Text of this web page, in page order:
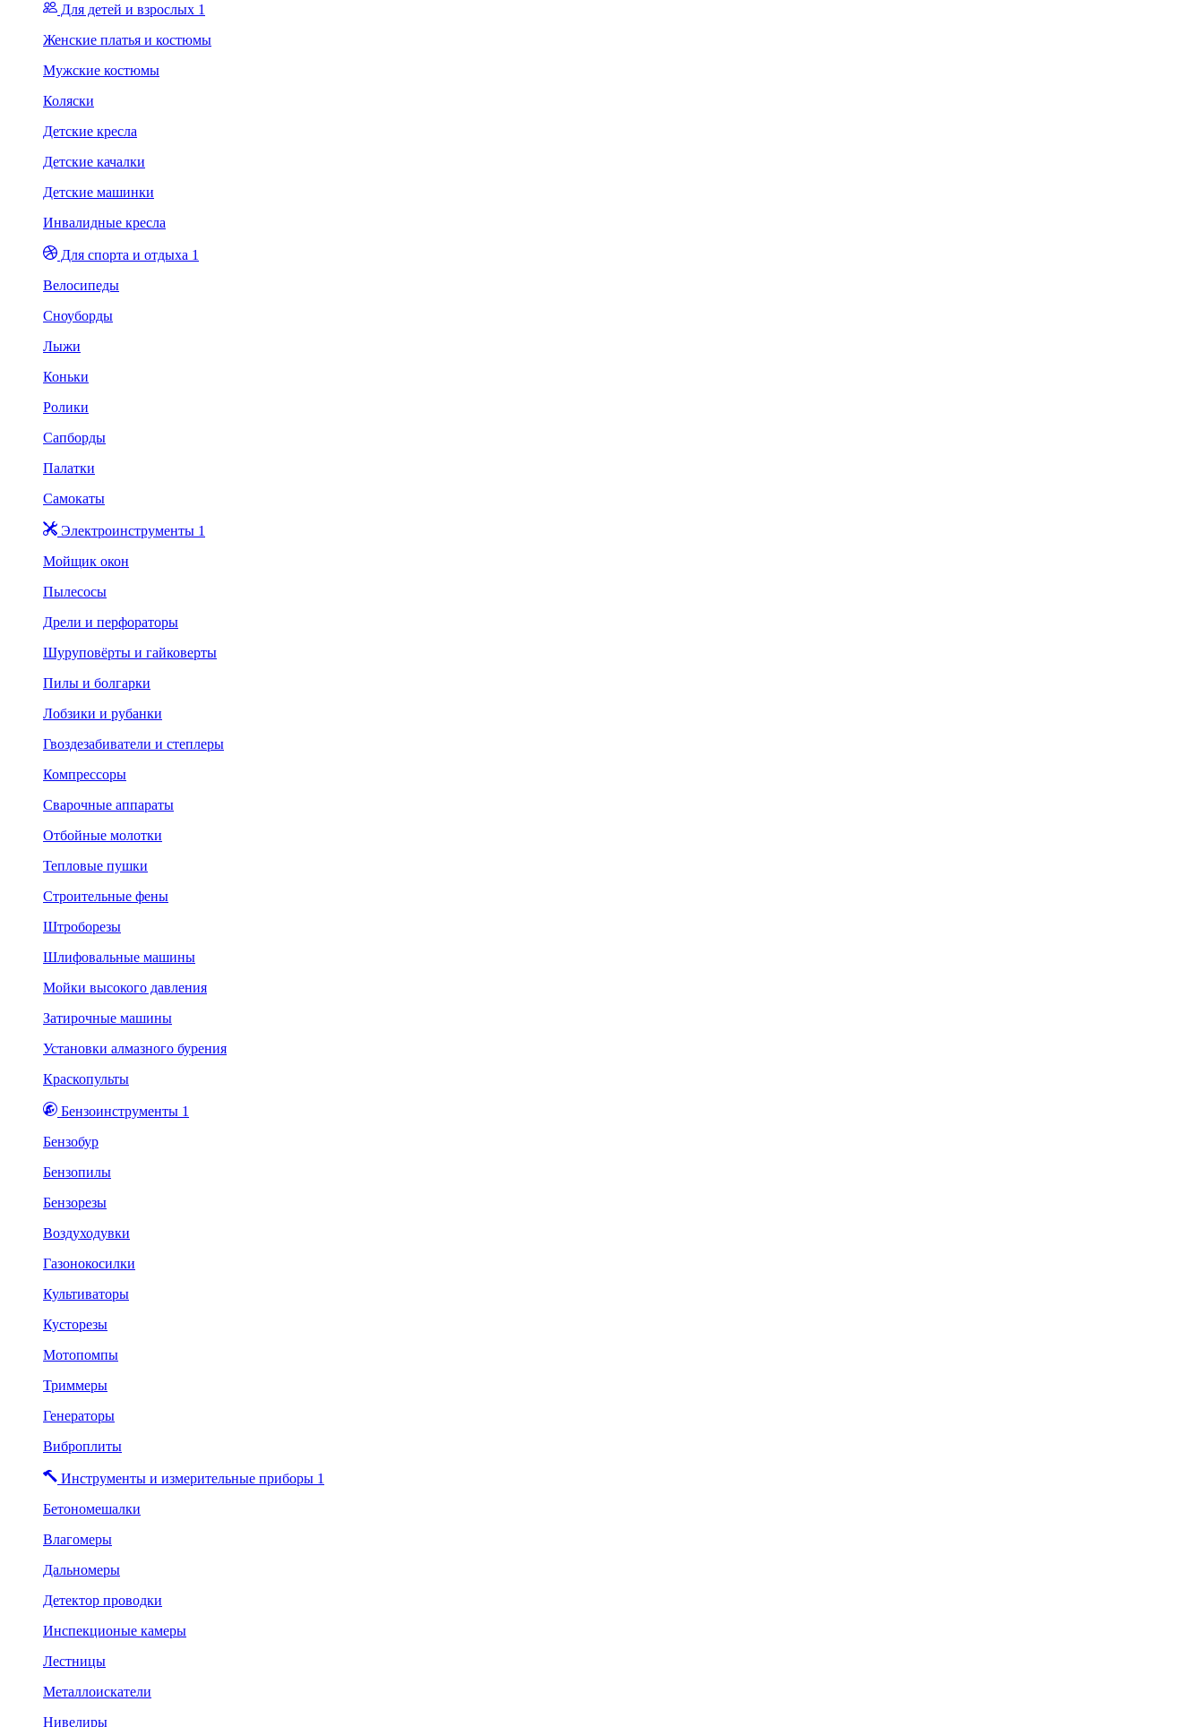
Для детей и взрослых 1
Женские платья и костюмы
Мужские костюмы
Коляски
Детские кресла
Детские качалки
Детские машинки
Инвалидные кресла
Для спорта и отдыха 1
Велосипеды
Сноуборды
Лыжи
Коньки
Ролики
Сапборды
Палатки
Самокаты
Электроинструменты 1
Мойщик окон
Пылесосы
Дрели и перфораторы
Шуруповёрты и гайковерты
Пилы и болгарки
Лобзики и рубанки
Гвоздезабиватели и степлеры
Компрессоры
Сварочные аппараты
Отбойные молотки
Тепловые пушки
Строительные фены
Штроборезы
Шлифовальные машины
Мойки высокого давления
Затирочные машины
Установки алмазного бурения
Краскопульты
Бензоинструменты 1
Бензобур
Бензопилы
Бензорезы
Воздуходувки
Газонокосилки
Культиваторы
Кусторезы
Мотопомпы
Триммеры
Генераторы
Виброплиты
Инструменты и измерительные приборы 1
Бетономешалки
Влагомеры
Дальномеры
Детектор проводки
Инспекционые камеры
Лестницы
Металлоискатели
Нивелиры